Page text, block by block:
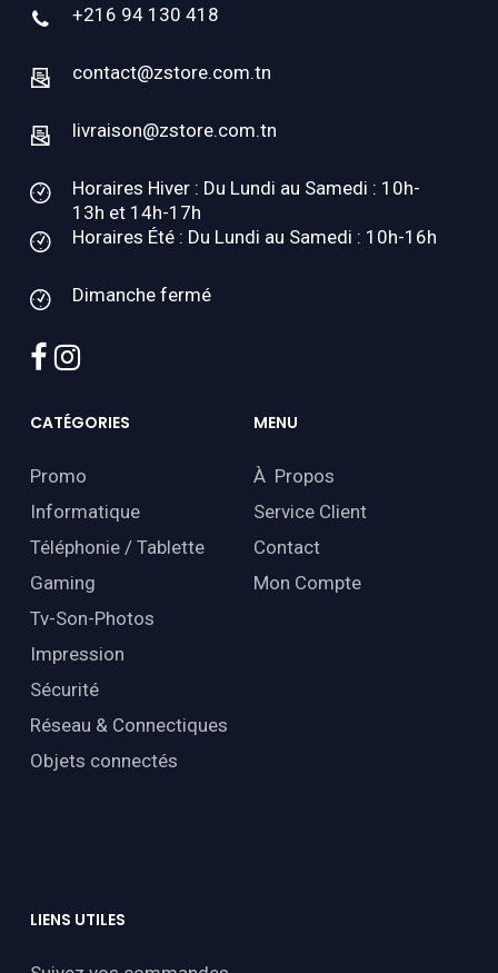
+216 94 130 418
contact@zstore.com.tn
livraison@zstore.com.tn
Horaires Hiver : Du Lundi au Samedi : 10h-
13h et 14h-17h
Horaires Été : Du Lundi au Samedi : 10h-16h
Dimanche fermé
facebook
instagram
CATÉGORIES
Promo
Informatique
Téléphonie / Tablette
Gaming
Tv-Son-Photos
Impression
Sécurité
Réseau & Connectiques
Objets connectés
MENU
À Propos
Service Client
Contact
Mon Compte
LIENS UTILES